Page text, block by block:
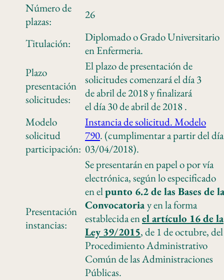
Número de
plazas:
26
Titulación:
Diplomado o Grado Universitario
en Enfermeria.
Plazo
presentación
solicitudes:
El plazo de presentación de
solicitudes comenzará el día 3
de abril de 2018 y finalizará
el día 30 de abril de 2018 .
Modelo
solicitud
participación:
Instancia de solicitud. Modelo
790. (cumplimentar a partir del día
03/04/2018).
Presentación
instancias:
Se presentarán en papel o por vía
electrónica, según lo especificado
en elpunto 6.2 de las Bases de la
Convocatoriay en la forma
establecida enel artículo 16 de la
Ley 39/2015, de 1 de octubre, del
Procedimiento Administrativo
Común de las Administraciones
Públicas.